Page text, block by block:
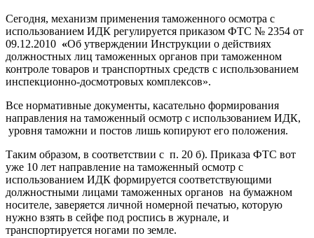
Сегодня, механизм применения таможенного осмотра с
использованием ИДК регулируется приказом ФТС № 2354 от
09.12.2010 «Об утверждении Инструкции о действиях
должностных лиц таможенных органов при таможенном
контроле товаров и транспортных средств с использованием
инспекционно-досмотровых комплексов».
Все нормативные документы, касательно формирования
направления на таможенный осмотр с использованием ИДК,
уровня таможни и постов лишь копируют его положения.
Таким образом, в соответствии с п. 20 б). Приказа ФТС вот
уже 10 лет направление на таможенный осмотр с
использованием ИДК формируется соответствующими
должностными лицами таможенных органов на бумажном
носителе, заверяется личной номерной печатью, которую
нужно взять в сейфе под роспись в журнале, и
транспортируется ногами по земле.